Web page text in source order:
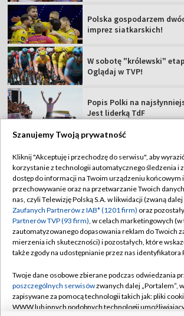
Rajdowe Samochodowe
Abonament TVP
Sklep TVP
Biuro Reklamy
Oferta Handlowa
Telegazeta ogłoszenia
Rada Programowa
Ogłoszenia
Regulamin TVP
Polityka prywatności
Moje zgody
Biuro reklamy
Kontakt
Kanały
©2026 Telewizja Polska Spółka
Szanujemy Twoją prywatność
Kliknij "Akceptuję i przechodzę do serwisu", aby
korzystanie z technologii automatycznego śledzenia i
dostęp do informacji na Twoim urządzeniu końcowym
przechowywanie oraz na przetwarzanie Twoich
nas, czyli Telewizję Polską S.A. w likwidacji (zwaną dalej
Zaufanych Partnerów z IAB* (1201 firm) oraz
Partnerów TVP (93 firm), w celach marketingowych (w
zautomatyzowanego dopasowania reklam do Twoich
mierzenia ich skuteczności) i pozostałych, które
także zgody na udostępnianie przez nas identyfikatora
Twoje dane osobowe zbierane podczas odwiedzania
poszczególnych serwisówzwanych dalej „Portalem”,
zapisywane za pomocą technologii takich jak: pliki
WWW lub innych podobnych technologii